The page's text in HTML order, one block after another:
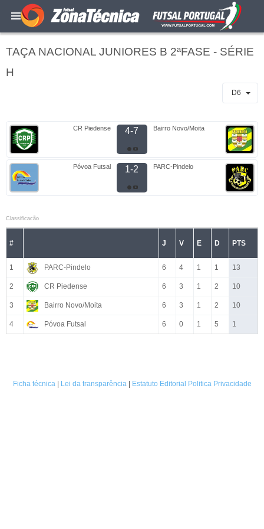
TAÇA NACIONAL JUNIORES B 2ªFASE - SÉRIE
H
D6
CR Piedense 4-7 Bairro Novo/Moita
Póvoa Futsal 1-2 PARC-Pindelo
Classificacão
# J V E D PTS
1 PARC-Pindelo 6 4 1 1 13
2 CR Piedense 6 3 1 2 10
3 Bairro Novo/Moita 6 3 1 2 10
4 Póvoa Futsal 6 0 1 5 1
Ficha técnica| Lei da transparência| Estatuto Editorial Politica Privacidade